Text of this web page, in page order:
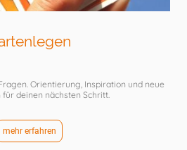
Orientierung, Inspiration und neue
für deinen nächsten Schritt.
mehr erfahren